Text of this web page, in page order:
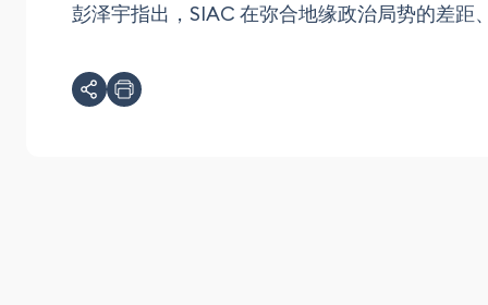
彭泽宇指出，SIAC 在弥合地缘政治局势的差